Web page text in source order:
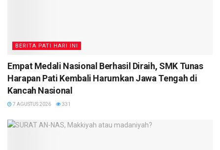
BERITA PATI HARI INI
Empat Medali Nasional Berhasil Diraih, SMK Tunas
Harapan Pati Kembali Harumkan Jawa Tengah di
Kancah Nasional
7 AGUSTUS 2026 331